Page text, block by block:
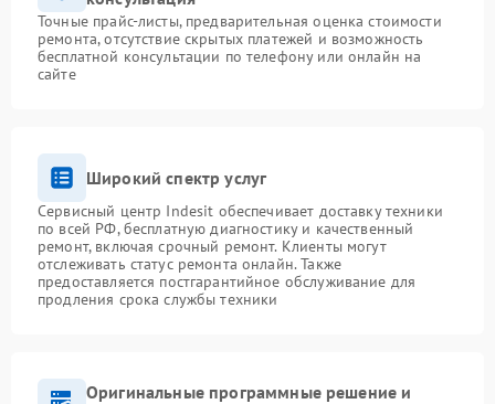
Точные прайс-листы, предварительная оценка стоимости
ремонта, отсутствие скрытых платежей и возможность
бесплатной консультации по телефону или онлайн на
сайте
Широкий спектр услуг
Сервисный центр Indesit обеспечивает доставку техники
по всей РФ, бесплатную диагностику и качественный
ремонт, включая срочный ремонт. Клиенты могут
отслеживать статус ремонта онлайн. Также
предоставляется постгарантийное обслуживание для
продления срока службы техники
Оригинальные программные решение и